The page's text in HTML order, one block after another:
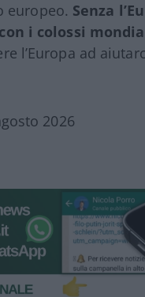
europeo. Senza
i colossi
l’Europa ad
2026